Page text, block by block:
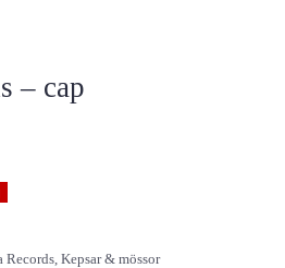
– cap
Records, Kepsar & mössor